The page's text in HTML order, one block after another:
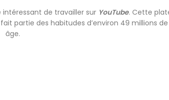
intéressant de travailler sur YouTube. Cette
partie des habitudes d’environ 49 millions
âge.